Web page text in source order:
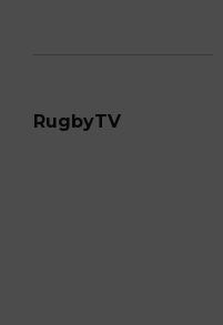
RugbyTV